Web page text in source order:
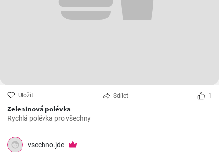
Uložit Sdílet 1
Zeleninová polévka
Rychlá polévka pro všechny
vsechno.jde